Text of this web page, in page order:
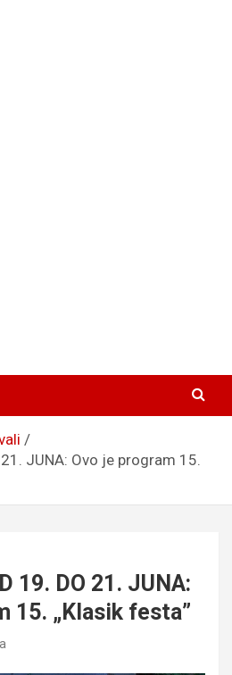
21. JUNA: Ovo je program 15.
19. DO 21. JUNA:
15. „Klasik festa”